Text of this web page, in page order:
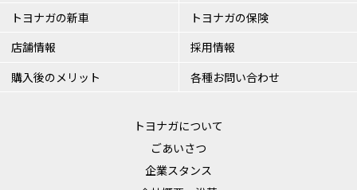
トヨナガの新車
店舗情報
購入後のメリット
トヨナガの保険
採用情報
各種お問い合わせ
トヨナガについて
ごあいさつ
企業スタンス